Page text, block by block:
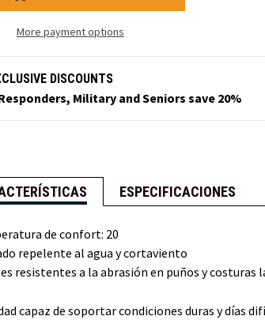
híbrida
mujer
híbrida
mujer
More payment options
ESPECIFICACIONES
de confort: 20
repelente al agua y cortaviento
resistentes a la abrasión en puños y costuras
capaz de soportar condiciones duras y días